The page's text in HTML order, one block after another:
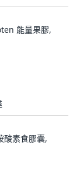
能量果膠,
酸素食膠囊,